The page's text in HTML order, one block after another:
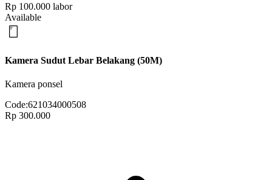
Rp 100.000 labor
Available
Kamera Sudut Lebar Belakang (50M)
Kamera ponsel
Code:621034000508
Rp 300.000